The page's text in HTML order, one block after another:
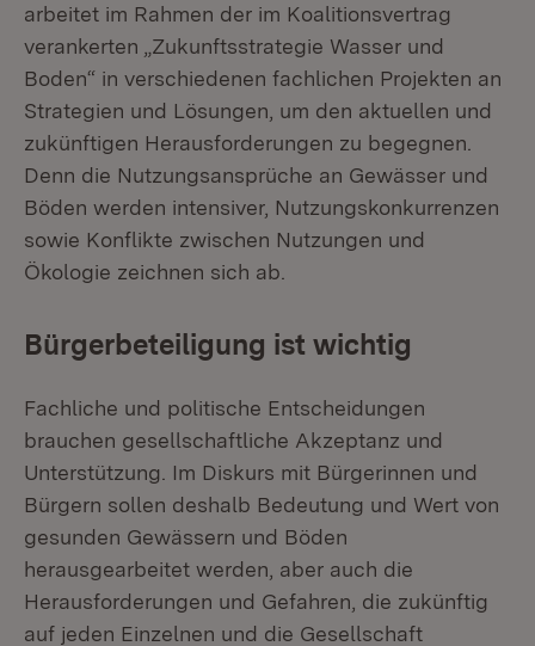
arbeitet im Rahmen der im Koali­tionsvertrag
verankerten „Zukunftsstrategie Wasser und
Boden“ in verschiede­nen fachlichen Projekten an
Strategien und Lösungen, um den aktuellen und
zu­künftigen Herausforderungen zu begegnen.
Denn die Nutzungsansprüche an Gewässer und
Böden werden intensiver, Nutzungskonkurrenzen
sowie Konflikte zwischen Nutzungen und
Ökologie zeichnen sich ab.
Bürgerbeteiligung ist wichtig
Fachliche und politische Entscheidungen
brauchen gesellschaftliche Akzeptanz und
Unterstützung. Im Diskurs mit Bürgerinnen und
Bürgern sollen deshalb Be­deutung und Wert von
gesunden Gewässern und Böden
herausgearbeitet wer­den, aber auch die
Herausforderungen und Gefahren, die zukünftig
auf jeden Einzelnen und die Gesellschaft